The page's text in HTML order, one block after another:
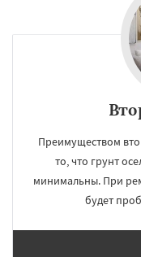
Преимуществом
то, что грунт
минимальны. При
будет